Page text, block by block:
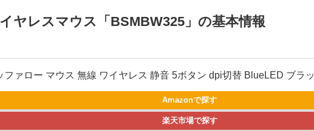
ヤレスマウス「BSMBW325」の基本情報
ファロー マウス 無線 ワイヤレス 静音 5ボタン dpi切替 BlueLED ブラ
Amazonで探す
楽天市場で探す